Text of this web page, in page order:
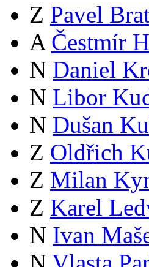
Z Pavel
A Čestmír
N Daniel
N Libor
N Dušan
Z Oldřich
Z Milan
Z Karel
N Ivan